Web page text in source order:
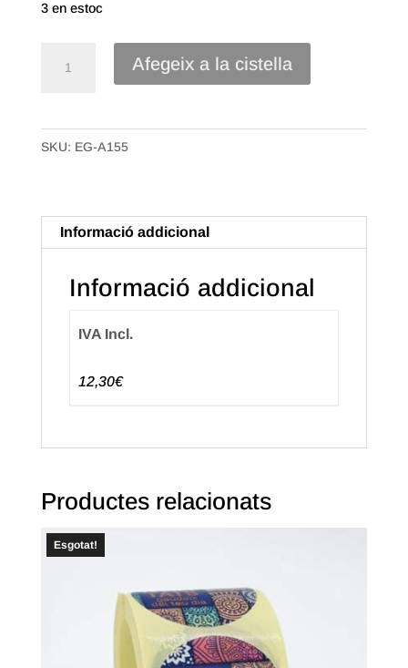
3 en estoc
Adhesiva
"Sorpresa",
(250u.)
Afegeix a la cistella
SKU: EG-A155
Informació addicional
Informació addicional
IVA Incl.
12,30€
Productes relacionats
Esgotat!